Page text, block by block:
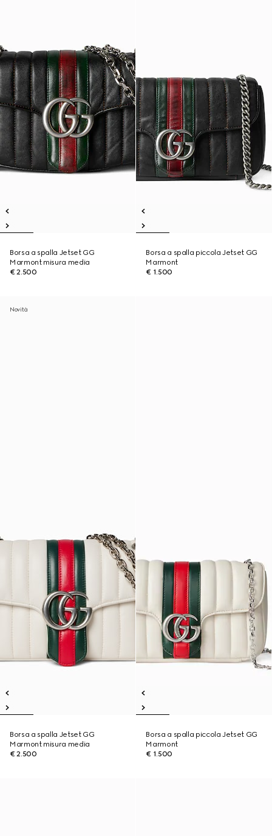
Borsa a spalla Jetset GG
Marmont misura media
€ 2.500
Borsa a spalla piccola Jetset GG
Marmont
€ 1.500
Novità
Borsa a spalla Jetset GG
Marmont misura media
€ 2.500
Borsa a spalla piccola Jetset GG
Marmont
€ 1.500